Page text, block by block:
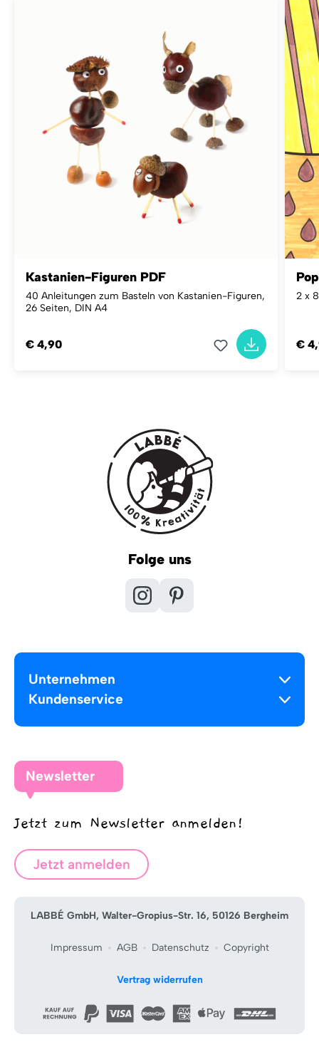
Kastanien-Figuren PDF
40 Anleitungen zum Basteln von Kastanien-Figuren,
26 Seiten, DIN A4
€ 4,90
2 x
€
Folge uns
Unternehmen
Kundenservice
Newsletter
Jetzt zum Newsletter anmelden!
Jetzt anmelden
LABBÉ GmbH, Walter-Gropius-Str. 16, 50126 Bergheim
Impressum AGB Datenschutz Copyright
Vertrag widerrufen